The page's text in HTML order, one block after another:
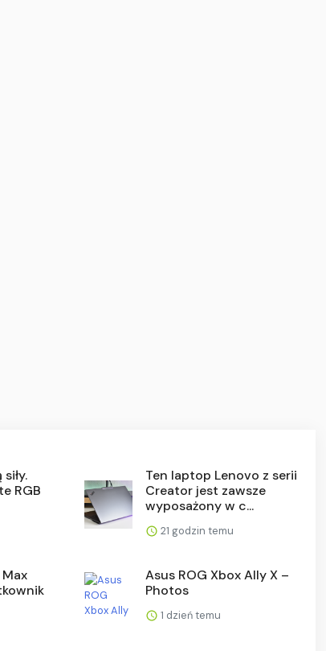
RGB
Ten laptop Lenovo z serii
Creator jest zawsze
wyposażony w c...
21 godzin temu
Asus ROG Xbox Ally X –
Photos
1 dzień temu